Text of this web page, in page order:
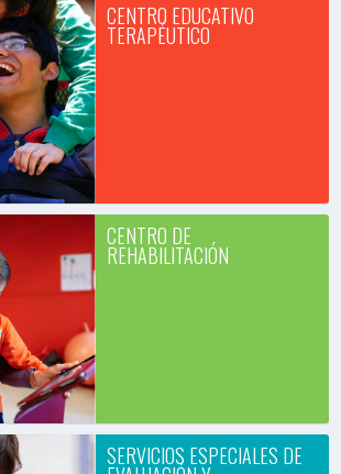
CENTRO EDUCATIVO
TERAPÉUTICO
CENTRO DE
REHABILITACIÓN
SERVICIOS ESPECIALES DE